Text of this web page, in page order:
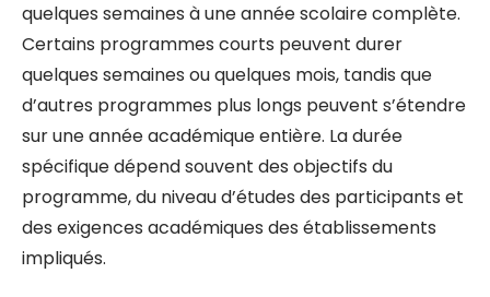
quelques semaines à une année scolaire complète.
Certains programmes courts peuvent durer
quelques semaines ou quelques mois, tandis que
d’autres programmes plus longs peuvent s’étendre
sur une année académique entière. La durée
spécifique dépend souvent des objectifs du
programme, du niveau d’études des participants et
des exigences académiques des établissements
impliqués.